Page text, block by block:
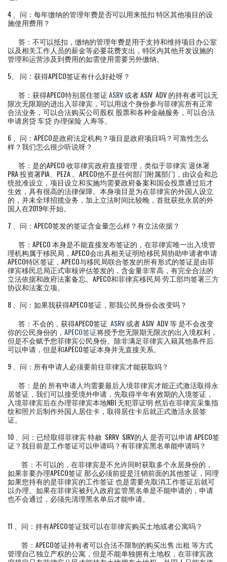
4 、问：每年缴纳的管理年费是否可以用来抵扣 特区其他项目的设
施使用费用？
答：不可以抵扣，缴纳的管理年费是用于支持和维持项目办公室
以及相关工作人员的薪金等必要花费支出，特区内其他开发设施的
管理和运营涉及到费用的如需使用需要另外缴纳。
5、 问：获得APECO签证有什么好处呀？
答：获得APECO特别居住签证ASRV或者 ASIV ADV 的持有者可以无
限次无限期的进出入菲律宾，可以用这个身份参与菲律宾所有正常
合法业务，可以合法购买公司股权 股票和各种金融服务，可以合法
申请房贷 车贷 办理保险 人寿等。
6 、问：APECO是政府法定机构？项目是政府项目吗？可靠性怎么
样？我们怎么很少听说呀？
答：是的APECO 收菲律宾政府直接管理，类似于菲律宾 退休署
PRA 投资署PIA、PEZA 。APECO他不是任何部门附属部门，由议会和总
统批准设立，项目设立和实施均需要政府备案和国会投票通过后才
生效，具有很高的法律保障。本身项目是为在菲律宾的外国人设立
的，并未全球招揽业务，加上立法时间比较晚，首批获批永居的外
国人在2019年开始。
7 、问：APECO签发的签证含金量怎么样？有立法依据？
答：APECO 本身是不能直接发布签证的，在菲律宾唯一出入境管
理机构属于移民局，APECO会出具相关证明给移民局协助申请者申请
APECO特区签证，APECO与移民局联合签发的所有形式的签证是由菲
律宾移民总局正式审核评估签发的，含金量非常高，有完全合法的
立法依据和政府法案备忘。APECO和菲律宾移民局 劳工部均签署三方
协议和法案立项。
8 、问：如果我获得APECO签证，那我公民身份会改变吗？
答：不会的，获得APECO签证 ASRV或者 ASIV ADV 等 是不会改变
你的公民身份的， APECO签证将授予您无限期无限次的出入境权利，
但是不会赋予您菲律宾公民身份。除非满足菲律宾入籍其他条件后
可以申请，但是和APECO签证本身并无直接关系。
9 、问：所有申请人必须要前往菲律宾才能获取吗？
答：是的 所有申请人均需要最后入境菲律宾才能正式激活取得永
居签证，我们可以接受境外申请，先取得半年有效期的入境签证，
入境菲律宾后在办理菲律宾本地NBI 无犯罪证明 然后在菲律宾采集指
纹和照片后制作外国人居住卡，取得居住卡后就正式激活永居签
证。
10 、问：已经取得菲律宾 特赦 SRRV SIRV的人 是否可以申请 APECO签
证？我目前是工作签证可以申请吗？有菲律宾黑名单能申请吗？
答：不可以的，在菲律宾是不允许同时获取多个永居身份的，
如果非要办理APECO签证 那么必须前提是注销前面的其他签证，同理
如果您持有的是菲律宾的工作签证 也是需要先取消工作签证后就可
以办理。如果在菲律宾被列入政府监管黑名单是不能申请的，申请
也不会通过，必须先清理黑名单后才能申请。
11 、问：持有APECO签证我可以在菲律宾购买土地或者公寓吗？
答：APECO签证持有者可以合法不限制的购买出售 出租 等方式
管理自己独立产权的公寓，但是不能单独拥有土地权，在菲律宾政